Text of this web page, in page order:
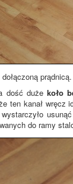
prądnicą.
dość duże koło
ten kanał wręcz
do ramy